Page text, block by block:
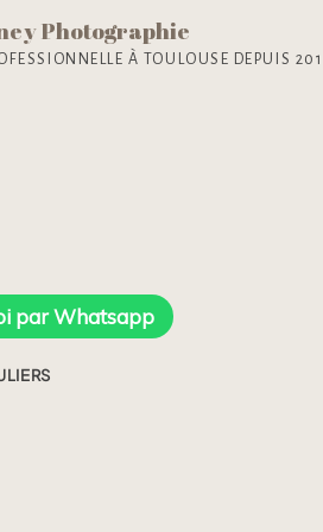
Photographie
À TOULOUSE DEPUIS
par Whatsapp